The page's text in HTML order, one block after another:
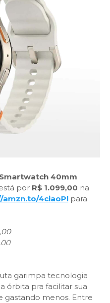
40mm
por R$ 1.099,00 na
amzn.to/4ciaoPl para
garimpa tecnologia
órbita pra facilitar sua
gastando menos. Entre